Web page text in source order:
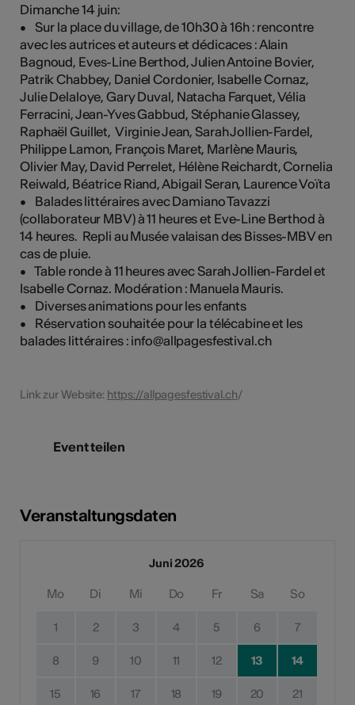
Dimanche 14 juin:
• Sur la place du village, de 10h30 à 16h : rencontre
avec les autrices et auteurs et dédicaces : Alain
Bagnoud, Eves-Line Berthod, Julien Antoine Bovier,
Patrik Chabbey, Daniel Cordonier, Isabelle Cornaz,
Julie Delaloye, Gary Duval, Natacha Farquet, Vélia
Ferracini, Jean-Yves Gabbud, Stéphanie Glassey,
Raphaël Guillet, Virginie Jean, Sarah Jollien-Fardel,
Philippe Lamon, François Maret, Marlène Mauris,
Olivier May, David Perrelet, Hélène Reichardt, Cornelia
Reiwald, Béatrice Riand, Abigail Seran, Laurence Voïta
• Balades littéraires avec Damiano Tavazzi
(collaborateur MBV) à 11 heures et Eve-Line Berthod à
14 heures. Repli au Musée valaisan des Bisses-MBV en
cas de pluie.
• Table ronde à 11 heures avec Sarah Jollien-Fardel et
Isabelle Cornaz. Modération : Manuela Mauris.
• Diverses animations pour les enfants
• Réservation souhaitée pour la télécabine et les
balades littéraires : info@allpagesfestival.ch
Link zur Website: https://allpagesfestival.ch/
Event teilen
Veranstaltungsdaten
Juni 2026
Mo Di Mi Do Fr Sa So
1 2 3 4 5 6 7
8 9 10 11 12 13 14
15 16 17 18 19 20 21